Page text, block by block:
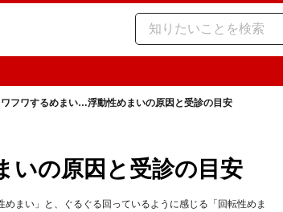
ワフワするめまい…浮動性めまいの原因と受診の目安
の原因と受診の目安
まい」と、ぐるぐる回っているように感じる「回転性めま